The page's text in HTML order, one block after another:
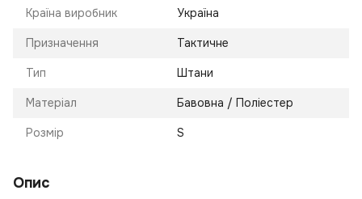
Країна виробник Україна
Призначення Тактичне
Тип Штани
Матеріал Бавовна / Поліестер
Розмір S
Опис